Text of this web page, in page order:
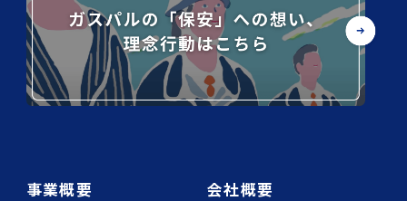
事業概要
会社概要